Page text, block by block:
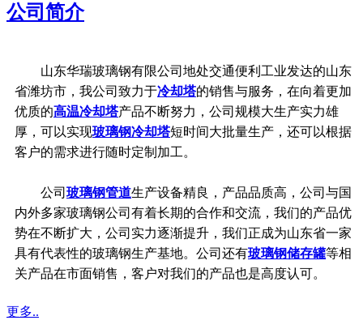
公司简介
山东华瑞玻璃钢有限公司地处交通便利工业发达的山东
省潍坊市，我公司致力于冷却塔的销售与服务，在向着更加
优质的高温冷却塔产品不断努力，公司规模大生产实力雄
厚，可以实现玻璃钢冷却塔短时间大批量生产，还可以根据
客户的需求进行随时定制加工。
公司 玻璃钢管道生产设备精良，产品品质高，公司与国
内外多家玻璃钢公司有着长期的合作和交流，我们的产品优
势在不断扩大，公司实力逐渐提升，我们正成为山东省一家
具有代表性的玻璃钢生产基地。公司还有玻璃钢储存罐等相
关产品在市面销售，客户对我们的产品也是高度认可。
更多..